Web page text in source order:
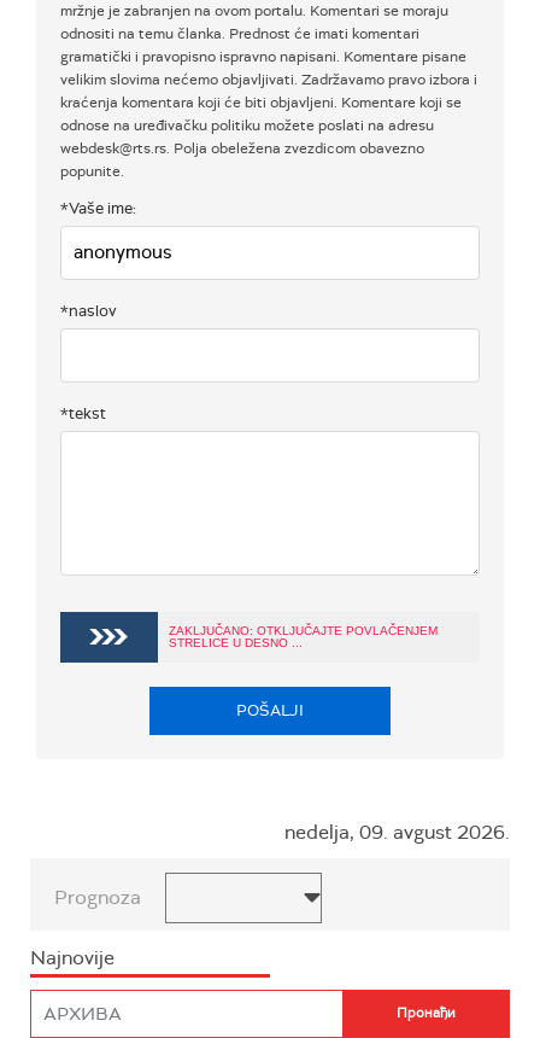
mržnje je zabranjen na ovom portalu. Komentari se moraju
odnositi na temu članka. Prednost će imati komentari
gramatički i pravopisno ispravno napisani. Komentare pisane
velikim slovima nećemo objavljivati. Zadržavamo pravo izbora i
kraćenja komentara koji će biti objavljeni. Komentare koji se
odnose na uređivačku politiku možete poslati na adresu
webdesk@rts.rs. Polja obeležena zvezdicom obavezno
popunite.
*Vaše ime:
*naslov
*tekst
ZAKLJUČANO: OTKLJUČAJTE POVLAČENJEM
STRELICE U DESNO ...
POŠALJI
nedelja, 09. avgust 2026.
Prognoza
Najnovije